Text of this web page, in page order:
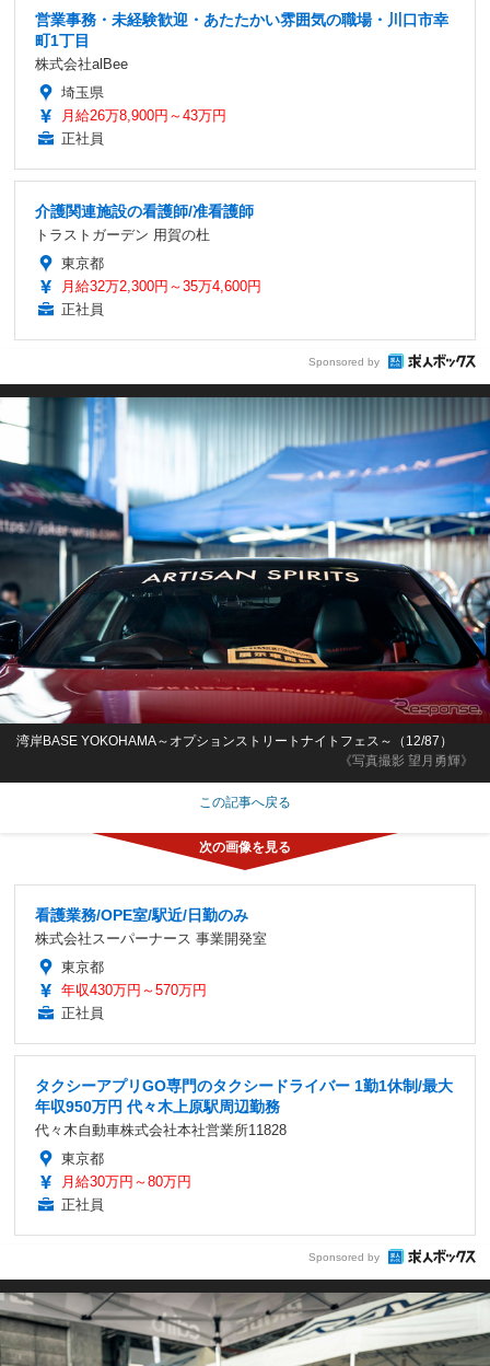
営業事務・未経験歓迎・あたたかい雰囲気の職場・川口市幸
町1丁目
株式会社alBee
埼玉県
月給26万8,900円～43万円
正社員
介護関連施設の看護師/准看護師
トラストガーデン 用賀の杜
東京都
月給32万2,300円～35万4,600円
正社員
Sponsored by
《写真撮影 望月勇輝》
湾岸BASE YOKOHAMA～オプションストリートナイトフェス～（12/87）
この記事へ戻る
看護業務/OPE室/駅近/日勤のみ
株式会社スーパーナース 事業開発室
東京都
年収430万円～570万円
正社員
タクシーアプリGO専門のタクシードライバー 1勤1休制/最大
年収950万円 代々木上原駅周辺勤務
代々木自動車株式会社本社営業所11828
東京都
月給30万円～80万円
正社員
Sponsored by